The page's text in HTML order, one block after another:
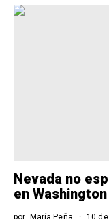
Nevada no
en Washington
por María Peña 10